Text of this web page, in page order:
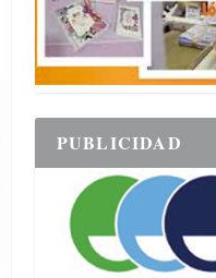
PUBLICIDAD